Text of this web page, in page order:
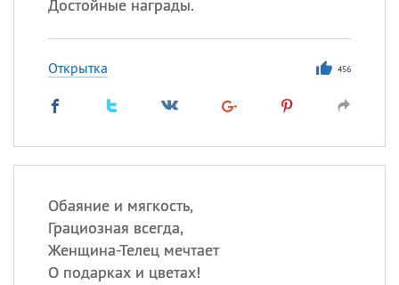
Достойные награды.
Открытка 456
Обаяние и мягкость,
Грациозная всегда,
Женщина-Телец мечтает
О подарках и цветах!